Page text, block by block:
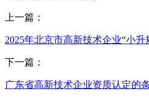
上一篇：
2025年北京市高新技术企业“小
下一篇：
广东省高新技术企业资质认定的